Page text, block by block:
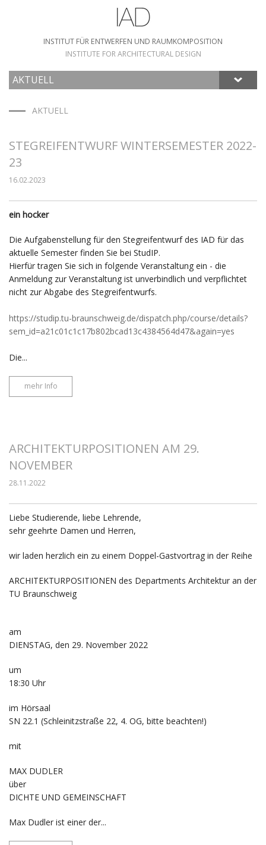
INSTITUT FÜR ENTWERFEN UND RAUMKOMPOSITION
INSTITUTE FOR ARCHITECTURAL DESIGN
AKTUELL
HOME
AKTUELL
STEGREIFENTWURF WINTERSEMESTER 2022-
23
16.02.2023
ein hocker
Die Aufgabenstellung für den Stegreifentwurf des IAD für das
aktuelle Semester finden Sie bei StudIP.
Hierfür tragen Sie sich in folgende Veranstaltung ein - die
Anmeldung zur Veranstaltung ist unverbindlich und verpflichtet
nicht zur Abgabe des Stegreifentwurfs.
https://studip.tu-braunschweig.de/dispatch.php/course/details?
sem_id=a21c01c1c17b802bcad13c4384564d47&again=yes
Die...
mehr Info
ARCHITEKTURPOSITIONEN AM 29.
NOVEMBER
28.11.2022
Liebe Studierende, liebe Lehrende,
sehr geehrte Damen und Herren,
wir laden herzlich ein zu einem Doppel-Gastvortrag in der Reihe
ARCHITEKTURPOSITIONEN des Departments Architektur an der
TU Braunschweig
am
DIENSTAG, den 29. November 2022
um
18:30 Uhr
im Hörsaal
SN 22.1 (Schleinitzstraße 22, 4. OG, bitte beachten!)
mit
MAX DUDLER
über
DICHTE UND GEMEINSCHAFT
Max Dudler ist einer der...